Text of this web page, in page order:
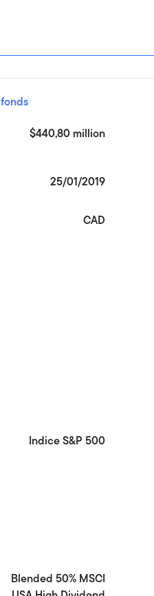
$440,80 million
25/01/2019
CAD
Indice S&P 500
Blended 50% MSCI